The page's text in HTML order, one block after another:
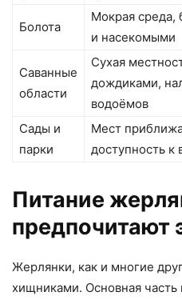
Болота
Мокрая среда,
и насекомыми
Саванные
области
Сухая
дождиками,
водоёмов
Сады и
парки
Мест
доступность к
Питание
предпочитают
Жерлянки, как и многие
хищниками. Основная часть